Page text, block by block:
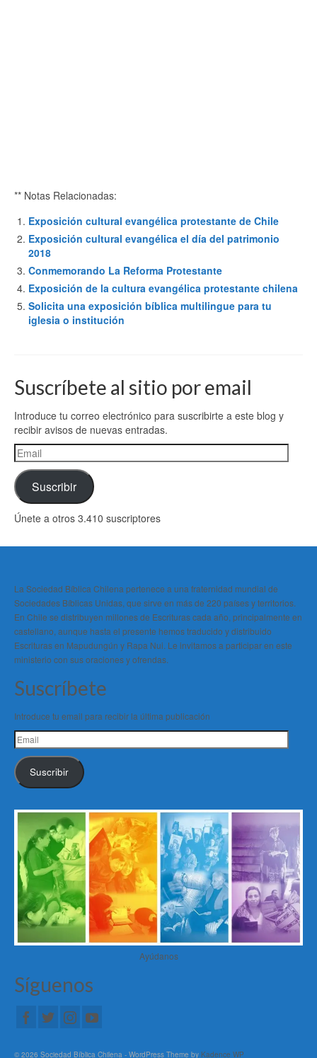
** Notas Relacionadas:
Exposición cultural evangélica protestante de Chile
Exposición cultural evangélica el día del patrimonio
2018
Conmemorando La Reforma Protestante
Exposición de la cultura evangélica protestante chilena
Solicita una exposición bíblica multilingue para tu
iglesia o institución
Suscríbete al sitio por email
Introduce tu correo electrónico para suscribirte a este blog y
recibir avisos de nuevas entradas.
Email
Suscribir
Únete a otros 3.410 suscriptores
La Sociedad Bíblica Chilena pertenece a una fraternidad mundial de
Sociedades Bíblicas Unidas, que sirve en más de 220 países y territorios.
En Chile se distribuyen millones de Escrituras cada año, principalmente en
castellano, aunque hasta el presente hemos traducido y distribuido
Escrituras en Mapudungún y Rapa Nui. Le invitamos a participar en este
ministerio con sus oraciones y ofrendas.
Suscríbete
Introduce tu email para recibir la última publicación
Email
Suscribir
Ayúdanos
Síguenos
© 2026 Sociedad Bíblica Chilena - WordPress Theme by Kadence WP